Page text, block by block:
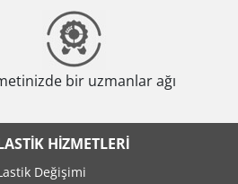
bir uzmanlar ağı
HIZMETLERI
Değişimi